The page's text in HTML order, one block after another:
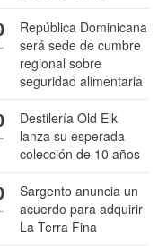
República Dominicana
será sede de cumbre
regional sobre
seguridad alimentaria
Destilería Old Elk
lanza su esperada
colección de 10 años
Sargento anuncia un
acuerdo para adquirir
La Terra Fina